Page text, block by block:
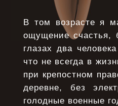
В том возрасте я
ощущение счастья,
глазах два
что не всегда в
при крепостном
деревне, без
голодные военные